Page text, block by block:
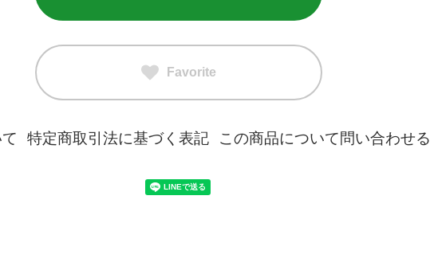
Favorite
特定商取引法に基づく表記 この商品について問い合わせる